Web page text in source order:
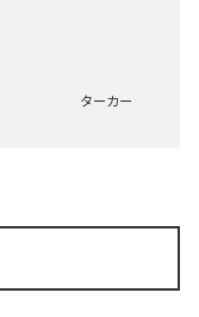
ターカー